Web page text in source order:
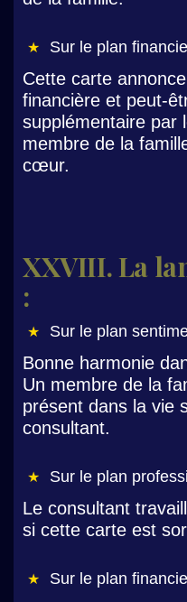
Sur le plan
Cette carte
financière et peut-
supplémentaire par
membre de la
cœur.
XXVIII. La
:
Sur le plan
Bonne harmonie
Un membre de la
présent dans la vie
consultant.
Sur le plan
Le consultant
si cette carte est
Sur le plan